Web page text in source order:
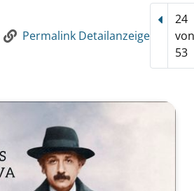
Permalink Detailanzeige
24
von
53